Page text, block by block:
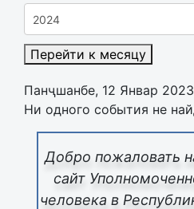
Добро пожаловать
сайт
человека в
Перейти к месяцу
Панҷшанбе, 12 Январ 2023
Ни одного события не